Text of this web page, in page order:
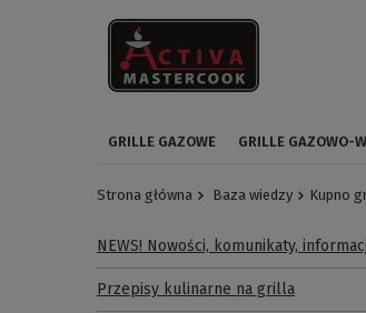
GRILLE GAZOWE GRILLE GAZOWO-
Strona główna Baza wiedzy Kupno
NEWS! Nowości, komunikaty,
Przepisy kulinarne na grilla